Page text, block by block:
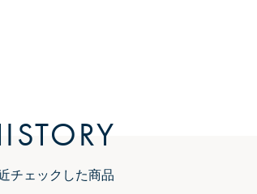
チェックした商品